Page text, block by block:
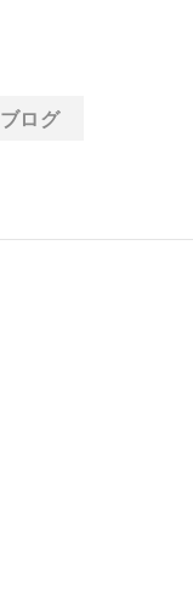
ブログ